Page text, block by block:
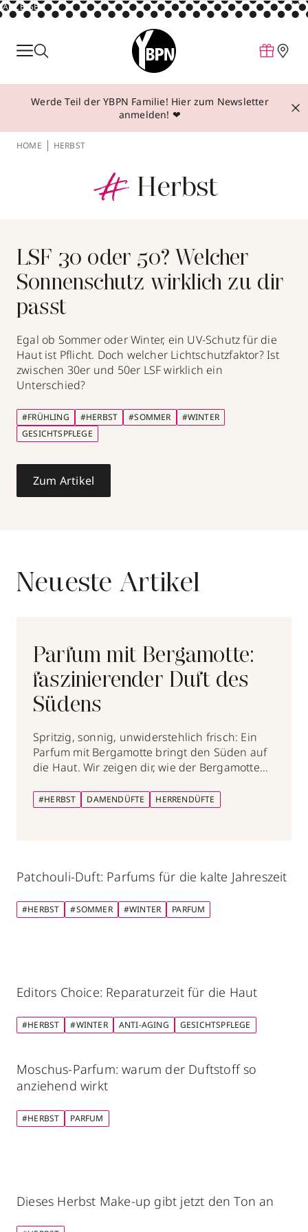
ANZEIGE
Parfum
Make-up
Behandlungen
Über YBPN
Storefinder
Werde Teil der YBPN Familie! Hier zum Newsletter
anmelden! ❤
HOME HERBST # Herbst
LSF 30 oder 50? Welcher
Sonnenschutz wirklich zu dir
passt
Egal ob Sommer oder Winter, ein UV-Schutz für die
Haut ist Pflicht. Doch welcher Lichtschutzfaktor? Ist
zwischen 30er und 50er LSF wirklich ein
Unterschied?
#FRÜHLING #HERBST #SOMMER
#WINTER
GESICHTSPFLEGE
Zum Artikel
Neueste Artikel
Parfum mit Bergamotte:
faszinierender Duft des
Südens
Spritzig, sonnig, unwiderstehlich frisch: Ein
Parfum mit Bergamotte bringt den Süden auf
die Haut. Wir zeigen dir, wie der Bergamotte
#HERBST DAMENDÜFTE HERRENDÜFTE
Patchouli-Duft: Parfums für die kalte Jahreszeit
#HERBST #SOMMER #WINTER PARFUM
Editors Choice: Reparaturzeit für die Haut
#HERBST #WINTER ANTI-AGING GESICHTSPFLEGE
Moschus-Parfum: warum der Duftstoff so
anziehend wirkt
#HERBST PARFUM
Dieses Herbst Make-up gibt jetzt den Ton an